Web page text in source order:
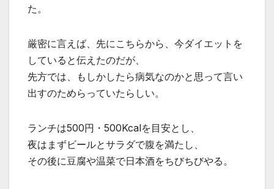
た。
厳密に言えば、先にこちらから、今ダイエットを
していると伝えたのだが、
先方では、もしかしたら病気なのかと思って言い
出すのためらっていたらしい。
ランチは500円・500Kcalを目安とし、
夜はまずビールとサラダで腹を満たし、
その後に豆腐や温菜で日本酒をちびちびやる。